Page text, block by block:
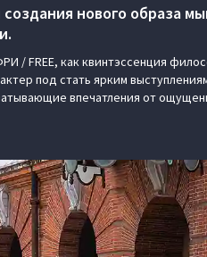
нового образа
/ FREE, как квинтэссенция
под стать ярким
впечатления от